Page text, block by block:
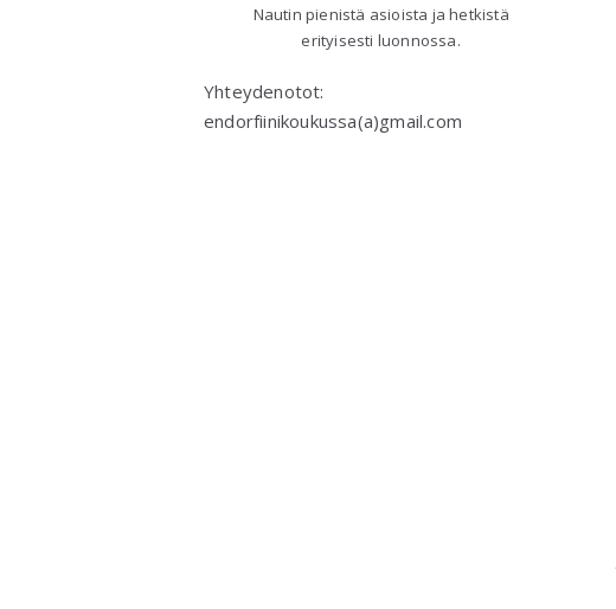
Nautin pienistä asioista ja hetkistä
erityisesti luonnossa.
Yhteydenotot:
endorfiinikoukussa(a)gmail.com